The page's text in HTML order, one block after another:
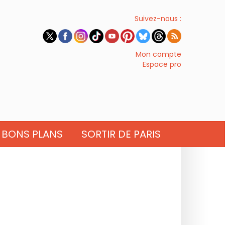
Suivez-nous :
Mon compte
Espace pro
BONS PLANS SORTIR DE PARIS